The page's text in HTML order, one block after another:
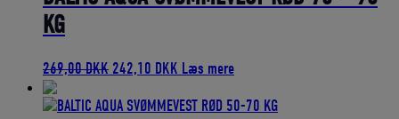
KG
269,00DKK Den
pris
242,10 DKK Den
pris
Læs mere